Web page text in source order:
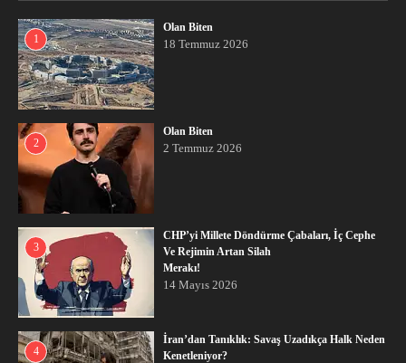
1
Olan Biten
18 Temmuz 2026
2
Olan Biten
2 Temmuz 2026
3
CHP’yi Millete Döndürme Çabaları, İç Cephe
Ve Rejimin Artan Silah
Merakı!
14 Mayıs 2026
4
İran’dan Tanıklık: Savaş Uzadıkça Halk Neden
Kenetleniyor?